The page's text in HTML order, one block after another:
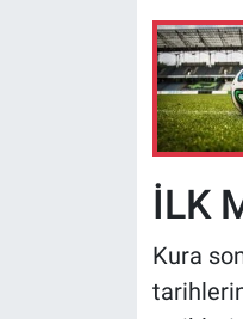
İLK
Kura
MAGAZİN
Bilim, Teknoloji